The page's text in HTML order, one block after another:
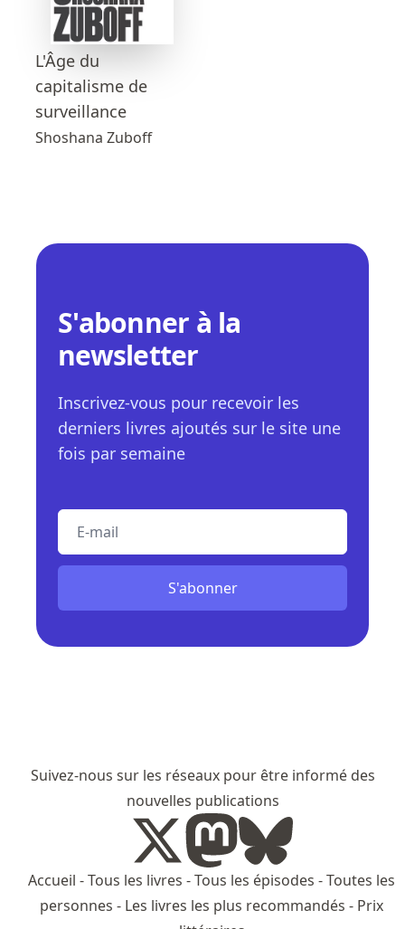
L'Âge du
capitalisme de
surveillance
Shoshana Zuboff
S'abonner à la
newsletter
Inscrivez-vous pour recevoir les
derniers livres ajoutés sur le site une
fois par semaine
S'abonner
Suivez-nous sur les réseaux pour être informé des
nouvelles publications
Accueil -Tous les livres -Tous les épisodes -Toutes les
personnes - Les livres les plus recommandés - Prix